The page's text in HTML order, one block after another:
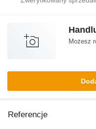
Możesz
Referencje